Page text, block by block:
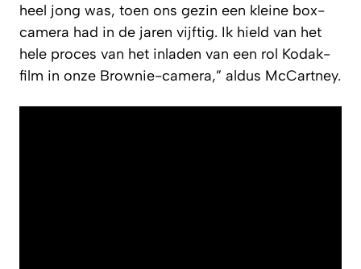
heel jong was, toen ons gezin een kleine box-
camera had in de jaren vijftig. Ik hield van het
hele proces van het inladen van een rol Kodak-
film in onze Brownie-camera,” aldus McCartney.